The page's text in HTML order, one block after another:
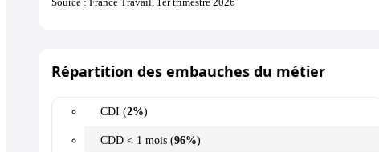
Répartition des embauches du métier
CDI (2%)
CDD < 1 mois (96%)